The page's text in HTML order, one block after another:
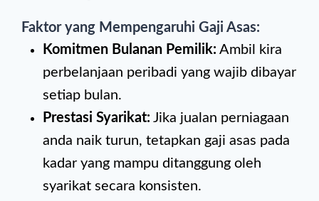
Faktor yang Mempengaruhi Gaji Asas:
Komitmen Bulanan Pemilik: Ambil kira
perbelanjaan peribadi yang wajib dibayar
setiap bulan.
Prestasi Syarikat: Jika jualan perniagaan
anda naik turun, tetapkan gaji asas pada
kadar yang mampu ditanggung oleh
syarikat secara konsisten.